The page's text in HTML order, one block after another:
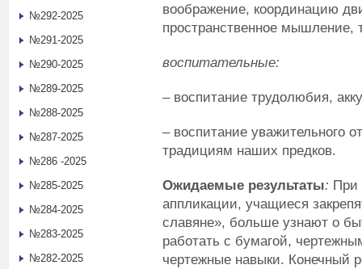
воображение, координацию
пространственное мышление,
воспитательные:
– воспитание трудолюбия,
– воспитание уважительного
традициям наших предков.
Ожидаемые результаты: При
аппликации, учащиеся
славяне», больше узнают о
работать с бумагой,
чертежные навыки. Конечный
№292-2025
№291-2025
№290-2025
№289-2025
№288-2025
№287-2025
№286 -2025
№285-2025
№284-2025
№283-2025
№282-2025